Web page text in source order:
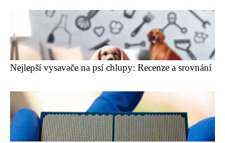
Nejlepší vysavače na psí chlupy: Recenze a srovnání